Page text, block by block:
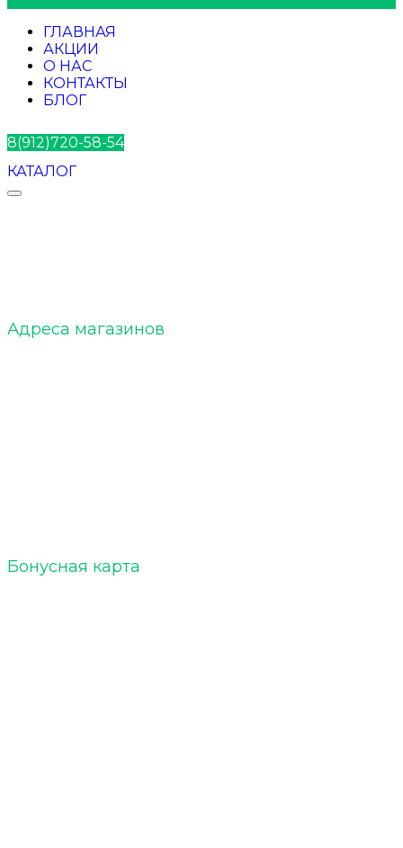
ГЛАВНАЯ
АКЦИИ
О НАС
КОНТАКТЫ
БЛОГ
8(912)720-58-54
КАТАЛОГ
Адреса магазинов
Бонусная карта